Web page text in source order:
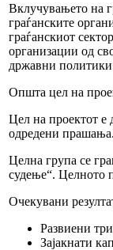
Вклучувањето на
граѓанските
граѓанскиот
организации од
државни
Општа цел на
Цел на проектот е
одредени прашања.
Целна група се
судење“. Целното
Очекувани
Развиени
Зајакнати